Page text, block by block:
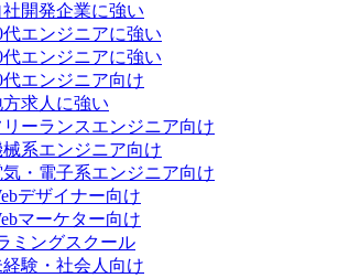
社開発企業に強い
代エンジニアに強い
代エンジニアに強い
代エンジニア向け
方求人に強い
リーランスエンジニア向け
械系エンジニア向け
気・電子系エンジニア向け
デザイナー向け
マーケター向け
ミングスクール
経験・社会人向け